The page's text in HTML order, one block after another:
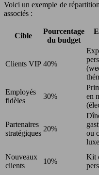
Voici un exemple de
associés :
Cible
Pourcentage
du budget
Clients VIP 40%
Employés
fidèles
30%
en
Partenaires
stratégiques
20%
ou
luxe
Nouveaux
clients
10%
Kit